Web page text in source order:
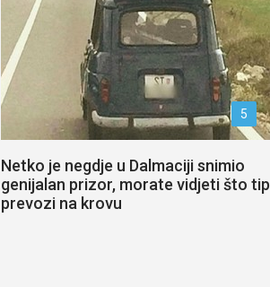
5
Netko je negdje u Dalmaciji snimio
genijalan prizor, morate vidjeti što tip
prevozi na krovu